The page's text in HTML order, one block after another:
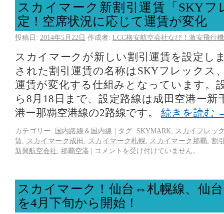
スカイマーク新割引運賃「SKYフ
定！空席状況に応じて運賃が変化
投稿日: 2014年5月22日 作成者: LCC格安航空会社なび！激安飛行
スカイマークが新しい割引運賃を設定し
された割引運賃の名称はSKYフレックス
運賃が変化する仕組みとなっています。
ら8月18日まで、設定路線は成田空港ー新
港ー那覇空港線の2路線です。 続きを読む
カテゴリー: 国内路線＆国内線 | タグ: SKYMARK
スカイフレッ
賃
スカイマーク成田 スカイマーク札幌, スカイマーク那覇
割
新興航空会社 那覇空港 | コメントを受け付けていません。
スカイマーク！仙台⇔札幌線、仙
を4月下旬から開始！